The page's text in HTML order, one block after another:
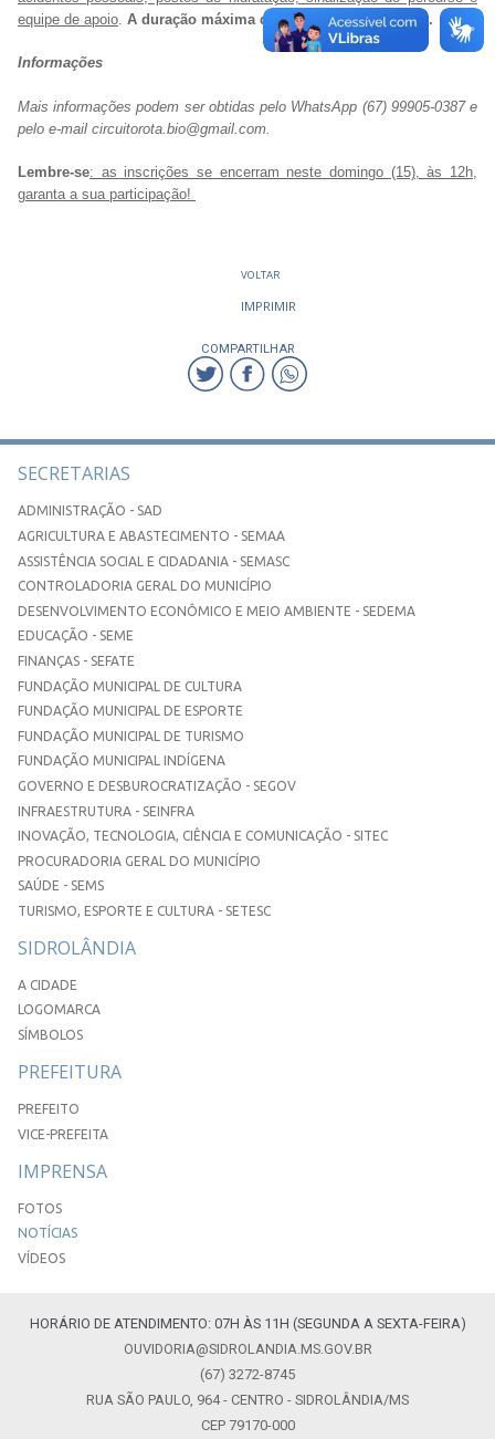
equipe de apoio. A duração máxima da prova será de 4 horas.
Informações
Mais informações podem ser obtidas pelo WhatsApp (67) 99905-0387 e
pelo e-mail circuitorota.bio@gmail.com.
Lembre-se: as inscrições se encerram neste domingo (15), às 12h,
garanta a sua participação!
VOLTAR
IMPRIMIR
COMPARTILHAR
SECRETARIAS
ADMINISTRAÇÃO - SAD
AGRICULTURA E ABASTECIMENTO - SEMAA
ASSISTÊNCIA SOCIAL E CIDADANIA - SEMASC
CONTROLADORIA GERAL DO MUNICÍPIO
DESENVOLVIMENTO ECONÔMICO E MEIO AMBIENTE - SEDEMA
EDUCAÇÃO - SEME
FINANÇAS - SEFATE
FUNDAÇÃO MUNICIPAL DE CULTURA
FUNDAÇÃO MUNICIPAL DE ESPORTE
FUNDAÇÃO MUNICIPAL DE TURISMO
FUNDAÇÃO MUNICIPAL INDÍGENA
GOVERNO E DESBUROCRATIZAÇÃO - SEGOV
INFRAESTRUTURA - SEINFRA
INOVAÇÃO, TECNOLOGIA, CIÊNCIA E COMUNICAÇÃO - SITEC
PROCURADORIA GERAL DO MUNICÍPIO
SAÚDE - SEMS
TURISMO, ESPORTE E CULTURA - SETESC
SIDROLÂNDIA
A CIDADE
LOGOMARCA
SÍMBOLOS
PREFEITURA
PREFEITO
VICE-PREFEITA
IMPRENSA
FOTOS
NOTÍCIAS
VÍDEOS
HORÁRIO DE ATENDIMENTO: 07H ÀS 11H (SEGUNDA A SEXTA-FEIRA)
OUVIDORIA@SIDROLANDIA.MS.GOV.BR
(67) 3272-8745
RUA SÃO PAULO, 964 - CENTRO - SIDROLÂNDIA/MS
CEP 79170-000